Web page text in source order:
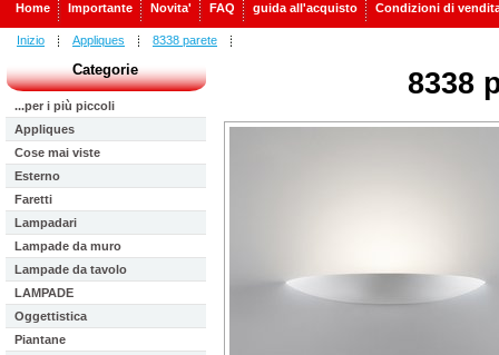
Home Importante Novita' FAQ guida all'acquisto Condizioni di
Inizio Appliques 8338 parete
Categorie
...per i più piccoli
Appliques
Cose mai viste
Esterno
Faretti
Lampadari
Lampade da muro
Lampade da tavolo
LAMPADE
Oggettistica
Piantane
8338